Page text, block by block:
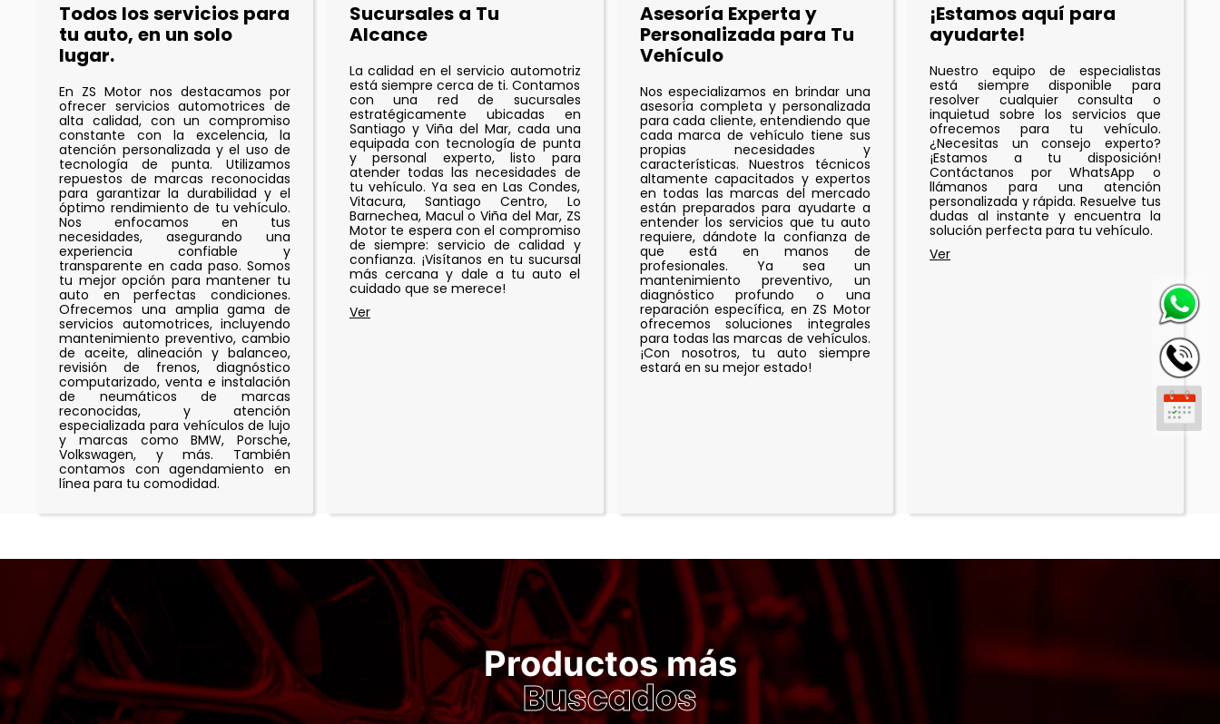
Todos los servicios para
tu auto, en un solo
lugar.
En ZS Motor nos destacamos por
ofrecer servicios automotrices de
alta calidad, con un compromiso
constante con la excelencia, la
atención personalizada y el uso de
tecnología de punta. Utilizamos
repuestos de marcas reconocidas
para garantizar la durabilidad y el
óptimo rendimiento de tu vehículo.
Nos enfocamos en tus
necesidades, asegurando una
experiencia confiable y
transparente en cada paso. Somos
tu mejor opción para mantener tu
auto en perfectas condiciones.
Ofrecemos una amplia gama de
servicios automotrices, incluyendo
mantenimiento preventivo, cambio
de aceite, alineación y balanceo,
revisión de frenos, diagnóstico
computarizado, venta e instalación
de neumáticos de marcas
reconocidas, y atención
especializada para vehículos de lujo
y marcas como BMW, Porsche,
Volkswagen, y más. También
contamos con agendamiento en
línea para tu comodidad.
Sucursales a Tu
Alcance
La calidad en el servicio automotriz
está siempre cerca de ti. Contamos
con una red de sucursales
estratégicamente ubicadas en
Santiago y Viña del Mar, cada una
equipada con tecnología de punta
y personal experto, listo para
atender todas las necesidades de
tu vehículo. Ya sea en Las Condes,
Vitacura, Santiago Centro, Lo
Barnechea, Macul o Viña del Mar, ZS
Motor te espera con el compromiso
de siempre: servicio de calidad y
confianza. ¡Visítanos en tu sucursal
más cercana y dale a tu auto el
cuidado que se merece!
Asesoría Experta y
Personalizada para Tu
Vehículo
Nos especializamos en brindar una
asesoría completa y personalizada
para cada cliente, entendiendo que
cada marca de vehículo tiene sus
propias necesidades y
características. Nuestros técnicos
altamente capacitados y expertos
en todas las marcas del mercado
están preparados para ayudarte a
entender los servicios que tu auto
requiere, dándote la confianza de
que está en manos de
profesionales. Ya sea un
mantenimiento preventivo, un
diagnóstico profundo o una
reparación específica, en ZS Motor
ofrecemos soluciones integrales
para todas las marcas de vehículos.
¡Con nosotros, tu auto siempre
estará en su mejor estado!
¡Estamos aquí para
ayudarte!
Nuestro equipo de especialistas
está siempre disponible para
resolver cualquier consulta o
inquietud sobre los servicios que
ofrecemos para tu vehículo.
¿Necesitas un consejo experto?
¡Estamos a tu disposición!
Contáctanos por WhatsApp o
llámanos para una atención
personalizada y rápida. Resuelve tus
dudas al instante y encuentra la
solución perfecta para tu vehículo.
Productos más
Buscados